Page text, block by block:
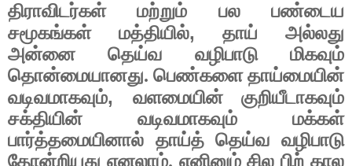
திராவிடர்கள் மற்றும் பல பண்டைய
சமூகங்கள் மத்தியில்,தாய் அல்லது
அன்னை தெய்வ வழிபாடு மிகவும்
தொன்மையானது. பெண்களை தாய்மையின்
வடிவமாகவும், வளமையின் குறியீடாகவும்
சக்தியின் வடிவமாகவும் மக்கள்
பார்த்தமையினால் தாய்த் தெய்வ வழிபாடு
தோன்றியது எனலாம். எனினும் சில பிற் கால